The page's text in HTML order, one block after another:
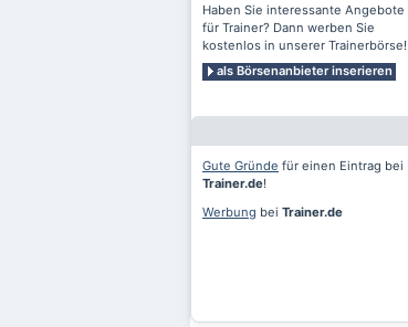
Haben Sie interessante Angebote
für Trainer? Dann werben Sie
kostenlos in unserer Trainerbörse!
als Börsenanbieter inserieren
Gute Gründe für einen Eintrag bei
Trainer.de!
Werbung bei Trainer.de